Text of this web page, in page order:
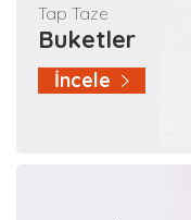
Tap Taze
Buketler
İncele